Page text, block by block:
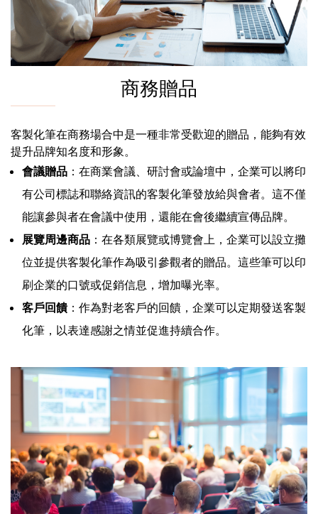
商務贈品
客製化筆在商務場合中是一種非常受歡迎的贈品，能夠有效
提升品牌知名度和形象。
會議贈品 ：在商業會議、研討會或論壇中，企業可以將印
有公司標誌和聯絡資訊的客製化筆發放給與會者。這不僅
能讓參與者在會議中使用，還能在會後繼續宣傳品牌。
展覽周邊商品 ：在各類展覽或博覽會上，企業可以設立攤
位並提供客製化筆作為吸引參觀者的贈品。這些筆可以印
刷企業的口號或促銷信息，增加曝光率。
客戶回饋：作為對老客戶的回饋，企業可以定期發送客製
化筆，以表達感謝之情並促進持續合作。